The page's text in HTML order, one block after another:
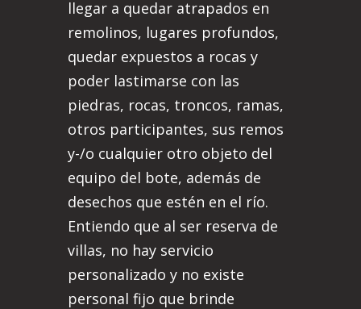
llegar a quedar atrapados en
remolinos, lugares profundos,
quedar expuestos a rocas y
poder lastimarse con las
piedras, rocas, troncos, ramas,
otros participantes, sus remos
y-/o cualquier otro objeto del
equipo del bote, además de
desechos que estén en el río.
Entiendo que al ser reserva de
villas, no hay servicio
personalizado y no existe
personal fijo que brinde